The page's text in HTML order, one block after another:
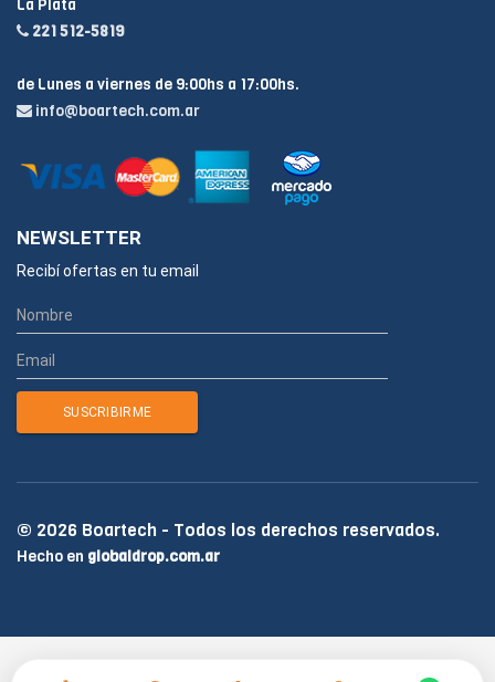
La Plata
221 512-5819
de Lunes a viernes de 9:00hs a 17:00hs.
info@boartech.com.ar
NEWSLETTER
Recibí ofertas en tu email
© 2026 Boartech - Todos los derechos reservados.
Hecho en globaldrop.com.ar